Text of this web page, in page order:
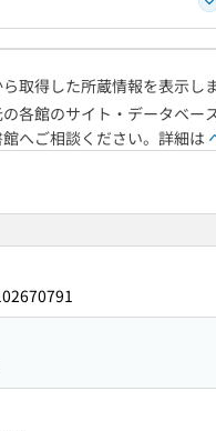
取得した所蔵情報を表示しま
各館のサイト・データベ
へご相談ください。詳細は